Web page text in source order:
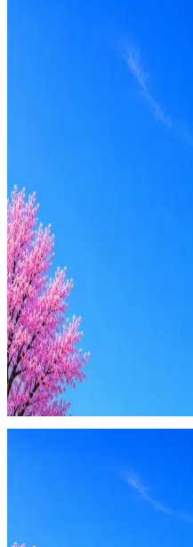
Оффер
Будьте осторожны: если
Google, iCloud или Госуслуги,
запустить ПО или перевести
Жмите Пожаловаться
Стратегия поиска с